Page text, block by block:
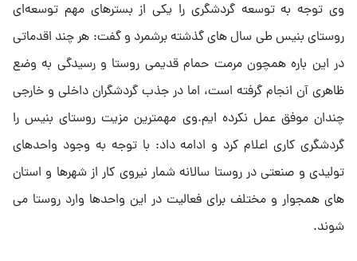
وی توجه به توسعه گردشگری را یکی از بسترهای مهم توسعه‌ای
روستای بنیس طی سال های گذشته برشمرد و گفت: هر چند اقدماتی
در این باره همچون مرمت حمام قدیمی روستا و رسیدگی به وضع
ظاهری آن انجام گرفته است، اما در جذب گردشگران داخلی و خارجی
چندان موفق عمل نکرده ایم.وی مهمترین مزیت روستای بنیس را
گردشگری کاری اعلام کرد و ادامه داد: با توجه به وجود واحدهای
تولیدی و صنعتی در روستا سالانه شمار نیروی کار از شهرها و استان
های همجوار و مختلف برای فعالیت در این واحدها وارد روستا می
شوند.